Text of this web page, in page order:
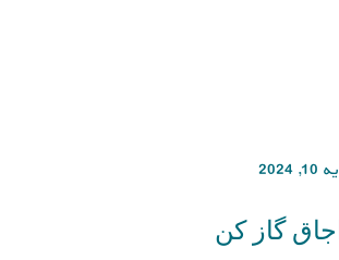
2024
گاز کن